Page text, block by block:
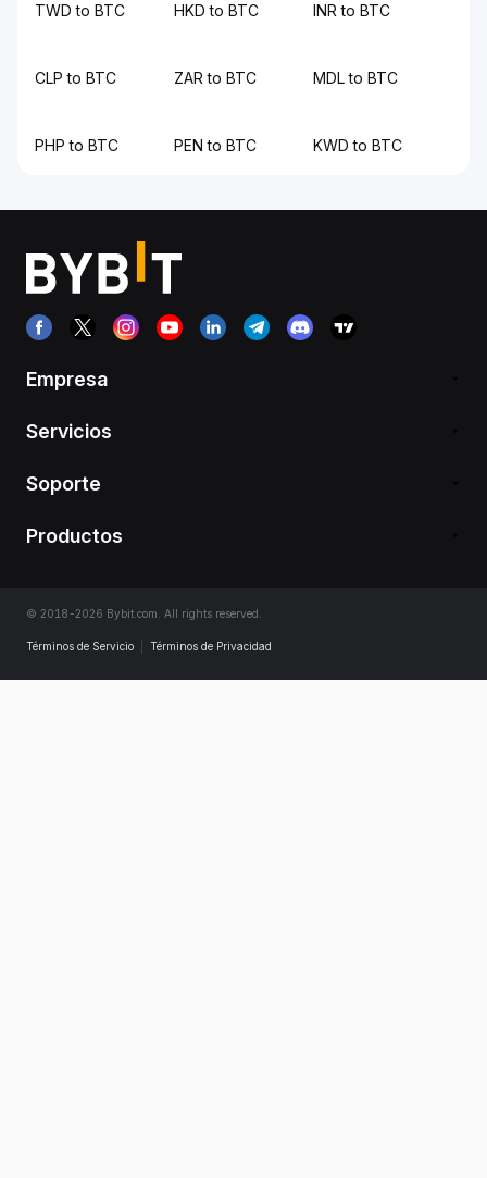
TWD to BTC HKD to BTC INR to BTC
CLP to BTC ZAR to BTC MDL to BTC
PHP to BTC PEN to BTC KWD to BTC
Empresa
Servicios
Soporte
Productos
© 2018-2026 Bybit.com. All rights reserved.
Términos de Servicio Términos de Privacidad